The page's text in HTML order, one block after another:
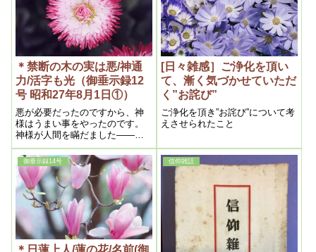
かしこれはもっと前からなので
す。霊界というものは三段にな
ってますが、天国でも、第一天
国、第二天国、第三天国となっ
ている。それで第一天国が黎明
れいめいになって、それから第
二天国、それから第三天国、そ
れから八衢やちまたになるので
す。最高――最奥の第一天国が
黎明になったのが六百数十年前
です。日蓮上人の時です。日蓮
上人が現われた時が黎明の最初
んな月の教えだった。
でもそういう点はありますが、
まだまだ貧弱なんです。唯、古
臭い、歴史的のにそういったも
ので客を呼ぶだけです。成る
程、桂の離宮とか、修学院しゅ
うがくいんとか、色んなそうい
った古いのがありますが、それ
丈では極く特殊な人だけしか、
それが理解出来ないんです。そ
こで、現代人誰も彼も是非行っ
てみたいと言う意欲を起すに
のを造るという事でなくちゃな
らないと思う
＊禁断の木の実は悪/神通
力/活字も光（御垂示録12
号 昭和27年8月1日①）
悪が必要だったのですから、神
様はうまい事をやったのです。
神様が人間を瞞だました――だ
から、神様が瞞すのだから上手
うまいに違いない。私は、神様
は今まで人間を瞞したのだ、本
当はこうだという事を書くので
す。そういう悪は不必要だ、だ
からして悪を無くさなければ本
当に幸福な世の中は出来ないと
いう事を知らせる。という事
は、そうするとつまり悪という
ものは、神様に瞞されて出来た
[日々雑感］ご浄化を頂い
て、漸く気づかせていただ
く”お詫び”
ご浄化を頂き”お詫び”について考
えさせられたこと
御垂示録14号
＊日蓮上人/蓮の花/名前(御
信仰雑話